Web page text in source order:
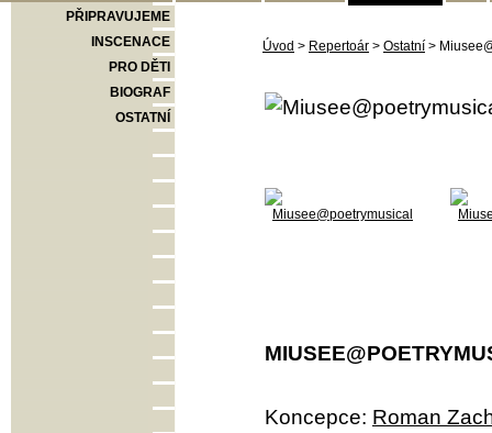
PŘIPRAVUJEME
INSCENACE
PRO DĚTI
BIOGRAF
OSTATNÍ
Úvod > Repertoár > Ostatní >
Koncepce: Roman